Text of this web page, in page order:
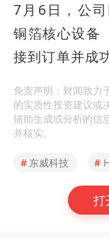
7月6日，公
铜箔核心设备
接到订单并成
免责声明：财闻致力
的实质性投资建议或
辅助生成或分析的信
并核实。
# 东威科技 #
打